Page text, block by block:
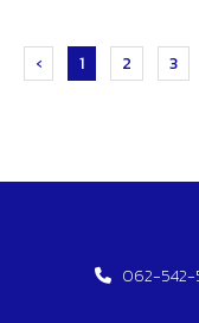
‹ 1 2 3
062-542-